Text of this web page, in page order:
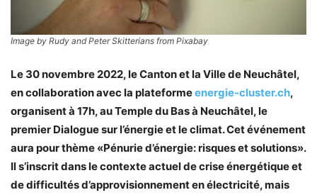
Image by Rudy and Peter Skitterians from Pixabay
Le 30 novembre 2022, le Canton et la Ville de Neuchâtel,
en collaboration avec la plateformeenergie-cluster.ch,
organisent à 17h, au Temple du Bas à Neuchâtel, le
premier Dialogue sur l’énergie et le climat. Cet événement
aura pour thème «Pénurie d’énergie: risques et solutions».
Il s’inscrit dans le contexte actuel de crise énergétique et
de difficultés d’approvisionnement en électricité, mais